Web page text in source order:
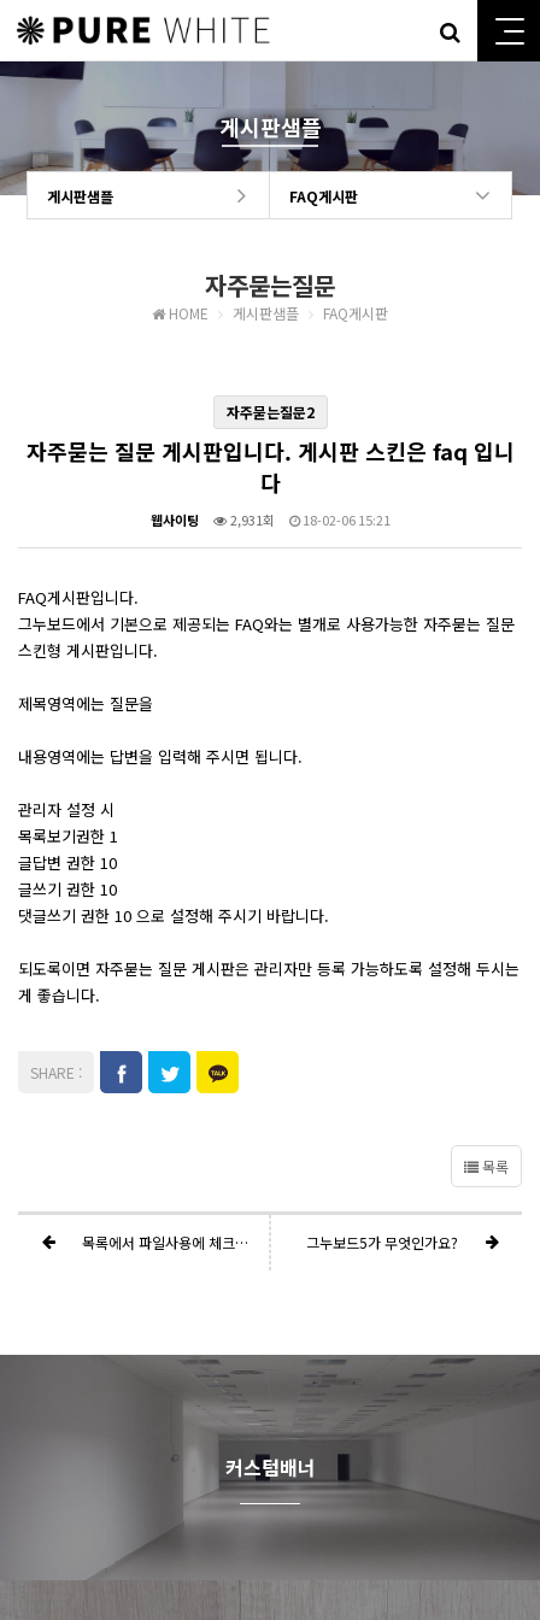
게시판샘플
게시판샘플 FAQ게시판
자주묻는질문
HOME 게시판샘플 FAQ게시판
자주묻는질문2
자주묻는 질문 게시판입니다. 게시판 스킨은 faq 입니
다
웹사이팅 2,931회 18-02-06 15:21
FAQ게시판입니다.
그누보드에서 기본으로 제공되는 FAQ와는 별개로 사용가능한 자주묻는 질문
스킨형 게시판입니다.
제목영역에는 질문을
내용영역에는 답변을 입력해 주시면 됩니다.
관리자 설정 시
목록보기권한 1
글답변 권한 10
글쓰기 권한 10
댓글쓰기 권한 10 으로 설정해 주시기 바랍니다.
되도록이면 자주묻는 질문 게시판은 관리자만 등록 가능하도록 설정해 두시는
게 좋습니다.
목록
목록에서 파일사용에 체크하시면 그누보드5가 무엇인가요?
커스텀배너